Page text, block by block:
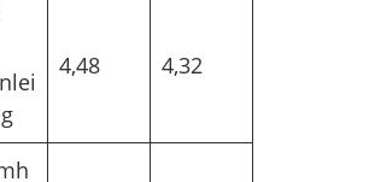
4,48 4,32